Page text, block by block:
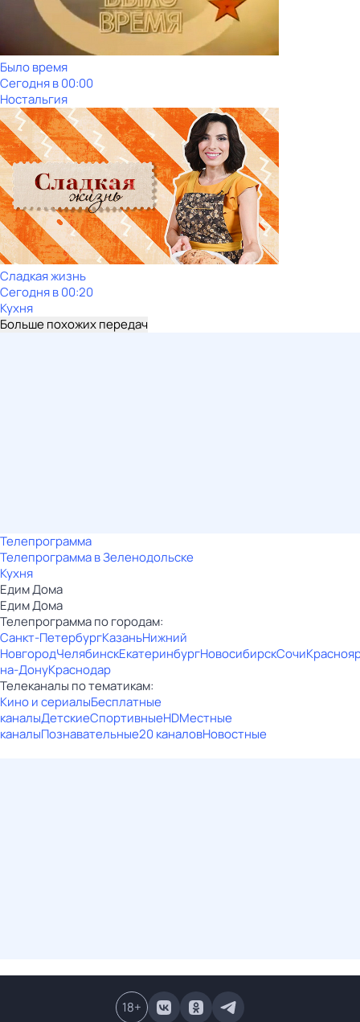
Было время
Сегодня в 00:00
Ностальгия
Сладкая жизнь
Сегодня в 00:20
Кухня
Больше похожих передач
Телепрограмма
Телепрограмма в Зеленодольске
Кухня
Едим Дома
Едим Дома
Телепрограмма по городам:
Санкт-ПетербургКазаньНижний
НовгородЧелябинскЕкатеринбургНовосибирскСочи
на-ДонуКраснодар
Телеканалы по тематикам:
Кино и сериалыБесплатные
каналыДетскиеСпортивныеHDМестные
каналыПознавательные20 каналовНовостные
18+